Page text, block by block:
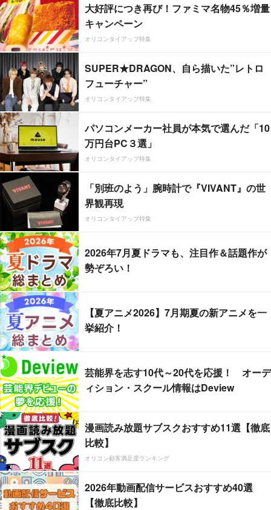
大好評につき再び！ファミマ名物45％増量
キャンペーン
オリコンタイアップ特集
SUPER★DRAGON、自ら描いた”レトロ
フューチャー”
オリコンタイアップ特集
パソコンメーカー社員が本気で選んだ「10
万円台PC３選」
オリコンタイアップ特集
「別班のよう」腕時計で『VIVANT』の世
界観再現
オリコンタイアップ特集
2026年7月夏ドラマも、注目作＆話題作が
勢ぞろい！
【夏アニメ2026】7月期夏の新アニメを一
挙紹介！
芸能界を志す10代～20代を応援！ オーデ
ィション・スクール情報はDeview
漫画読み放題サブスクおすすめ11選【徹底
比較】
オリコン顧客満足度ランキング
2026年動画配信サービスおすすめ40選
【徹底比較】